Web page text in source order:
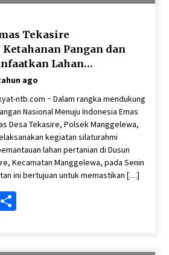
Tekasire
Pangan dan
Lahan
ago
ntb.com ~ Dalam rangka mendukung
Nasional Menuju Indonesia Emas
Desa Tekasire, Polsek Manggelewa,
kegiatan silaturahmi
lahan pertanian di Dusun
Kecamatan Manggelewa, pada Senin
ini bertujuan untuk memastikan […]
Share